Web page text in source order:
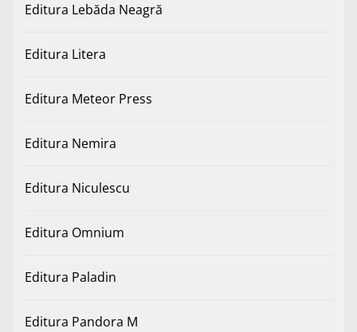
Editura Lebăda Neagră
Editura Litera
Editura Meteor Press
Editura Nemira
Editura Niculescu
Editura Omnium
Editura Paladin
Editura Pandora M